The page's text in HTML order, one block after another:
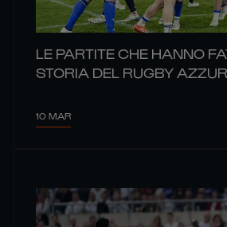
LE PARTITE CHE HANNO
STORIA DEL RUGBY
10 MAR